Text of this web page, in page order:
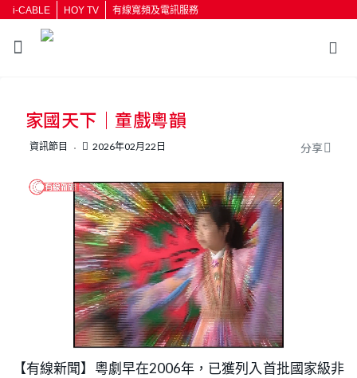
i-CABLE HOY TV 有線寬頻及電訊服務
按輸入鍵開始搜尋
家國天下｜童戲粵韻
資訊節目 2026年02月22日 分享
U
m
L
a
【有線新聞】粵劇早在2006年，已獲列入首批國家級非